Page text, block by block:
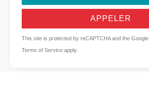
APPELER
This site is protected by reCAPTCHA and the Google
Terms of Service apply.